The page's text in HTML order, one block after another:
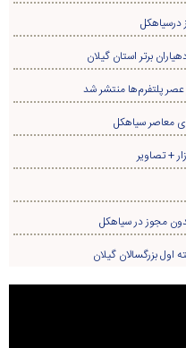
برتر استان گیلان
عصر پلتفرم‌ها منتشر شد
معاصر سیاهکل
+ تصاویر
بزرگسالان گیلان